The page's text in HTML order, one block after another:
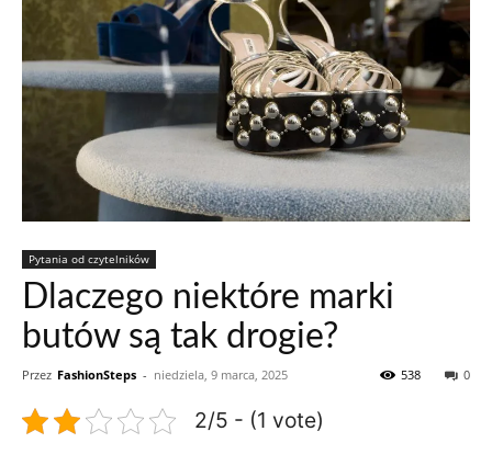
Pytania od czytelników
Dlaczego niektóre marki
butów są tak drogie?
Przez FashionSteps - niedziela, 9 marca, 2025 0
538
2/5 - (1 vote)